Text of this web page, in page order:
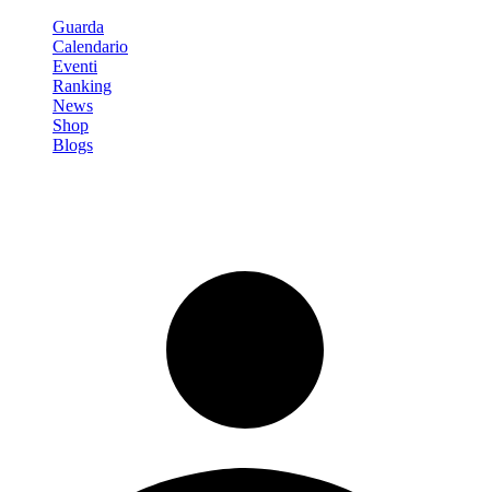
Guarda
Calendario
Eventi
Ranking
News
Shop
Blogs